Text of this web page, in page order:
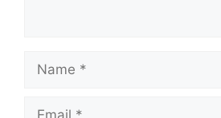
Name
Email